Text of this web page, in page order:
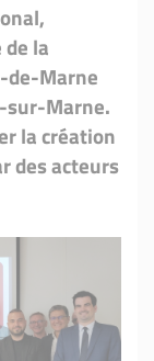
la
de-Marne
sur-Marne.
la création
des acteurs